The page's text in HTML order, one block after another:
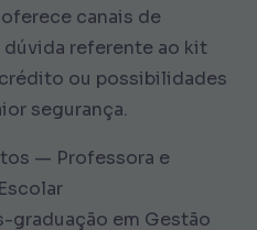
canais de
dúvida referente ao kit
ou possibilidades
segurança.
— Professora e
graduação em Gestão